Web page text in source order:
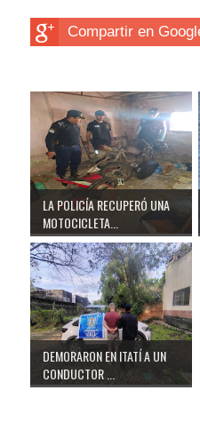
Compartir en
LA POLICÍA RECUPERÓ UNA
MOTOCICLETA...
DEMORARON EN ITATÍ A UN
CONDUCTOR ...